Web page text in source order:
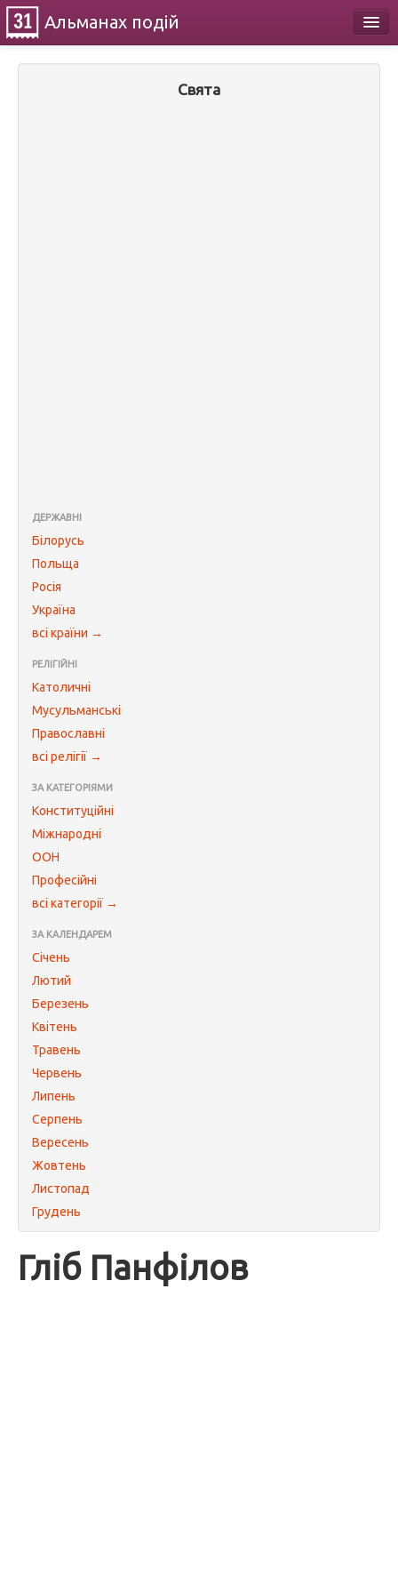
Альманах подій
Свята
ДЕРЖАВНІ
Білорусь
Польща
Росія
Україна
всі країни →
РЕЛІГІЙНІ
Католичні
Мусульманські
Православні
всі релігії →
ЗА КАТЕГОРІЯМИ
Конституційні
Міжнародні
ООН
Професійні
всі категорії →
ЗА КАЛЕНДАРЕМ
Січень
Лютий
Березень
Квітень
Травень
Червень
Липень
Серпень
Вересень
Жовтень
Листопад
Грудень
Гліб Панфілов